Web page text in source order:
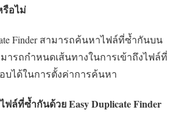
รือไม่
Finder สามารถค้นหาไฟล์ที่ซ้ำกันบน
ารถกำหนดเส้นทางในการเข้าถึงไฟล์ที่
บได้ในการตั้งค่าการค้นหา
ล์ที่ซ้ำกันด้วย Easy Duplicate Finder